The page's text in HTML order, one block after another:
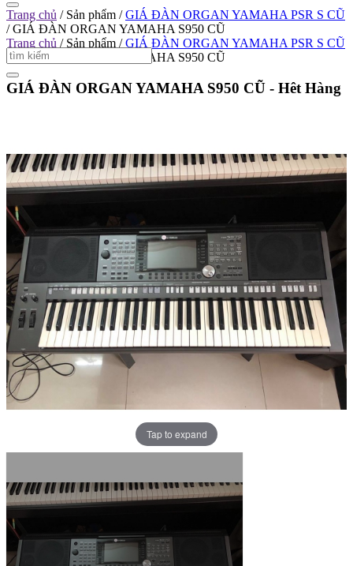
Trang chủ / Sản phẩm / GIÁ ĐÀN ORGAN YAMAHA PSR S CŨ
/ GIÁ ĐÀN ORGAN YAMAHA S950 CŨ
Trang chủ / Sản phẩm / GIÁ ĐÀN ORGAN YAMAHA PSR S CŨ
GIÁ ĐÀN ORGAN YAMAHA S950 CŨ
GIÁ ĐÀN ORGAN YAMAHA S950 CŨ - Hêt Hàng
Tap to expand